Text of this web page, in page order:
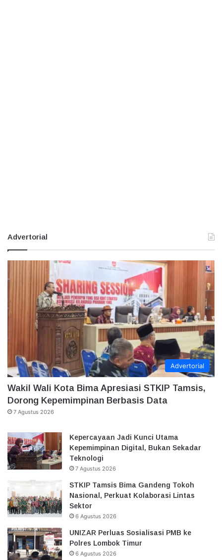
Advertorial
Advertorial
Wakil Wali Kota Bima Apresiasi STKIP Tamsis,
Dorong Kepemimpinan Berbasis Data
7 Agustus 2026
Kepercayaan Jadi Kunci Utama
Kepemimpinan Digital, Bukan Sekadar
Teknologi
7 Agustus 2026
STKIP Tamsis Bima Gandeng Tokoh
Nasional, Perkuat Kolaborasi Lintas
Sektor
6 Agustus 2026
UNIZAR Perluas Sosialisasi PMB ke
Polres Lombok Timur
6 Agustus 2026